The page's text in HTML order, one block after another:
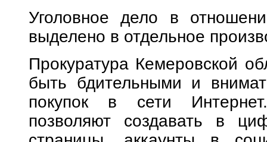
Уголовное дело в
выделено в отдельное
Прокуратура Кемеровской
быть бдительными и
покупок в сети
позволяют создавать в